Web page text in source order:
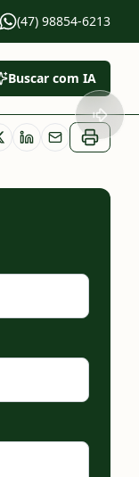
(47) 98854-6213
Buscar com IA